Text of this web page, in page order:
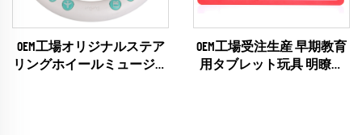
OEM工場オリジナルステア
リングホイールミュージカ
OEM工場受注生産 早期教育
用タブレット玩具 明瞭な